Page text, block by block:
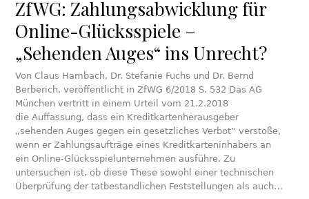
ZfWG: Zahlungsabwicklung für
Online-Glücksspiele –
„Sehenden Auges“ ins Unrecht?
Von Claus Hambach, Dr. Stefanie Fuchs und Dr. Bernd
Berberich, veröffentlicht in ZfWG 6/2018 S. 532 Das AG
München vertritt in einem Urteil vom 21.2.2018
die Auffassung, dass ein Kreditkartenherausgeber
„sehenden Auges gegen ein gesetzliches Verbot“ verstoße,
wenn er Zahlungsaufträge eines Kreditkarteninhabers an
ein Online-Glücksspielunternehmen ausführe. Zu
untersuchen ist, ob diese These sowohl einer technischen
Überprüfung der tatbestandlichen Feststellungen als auch…